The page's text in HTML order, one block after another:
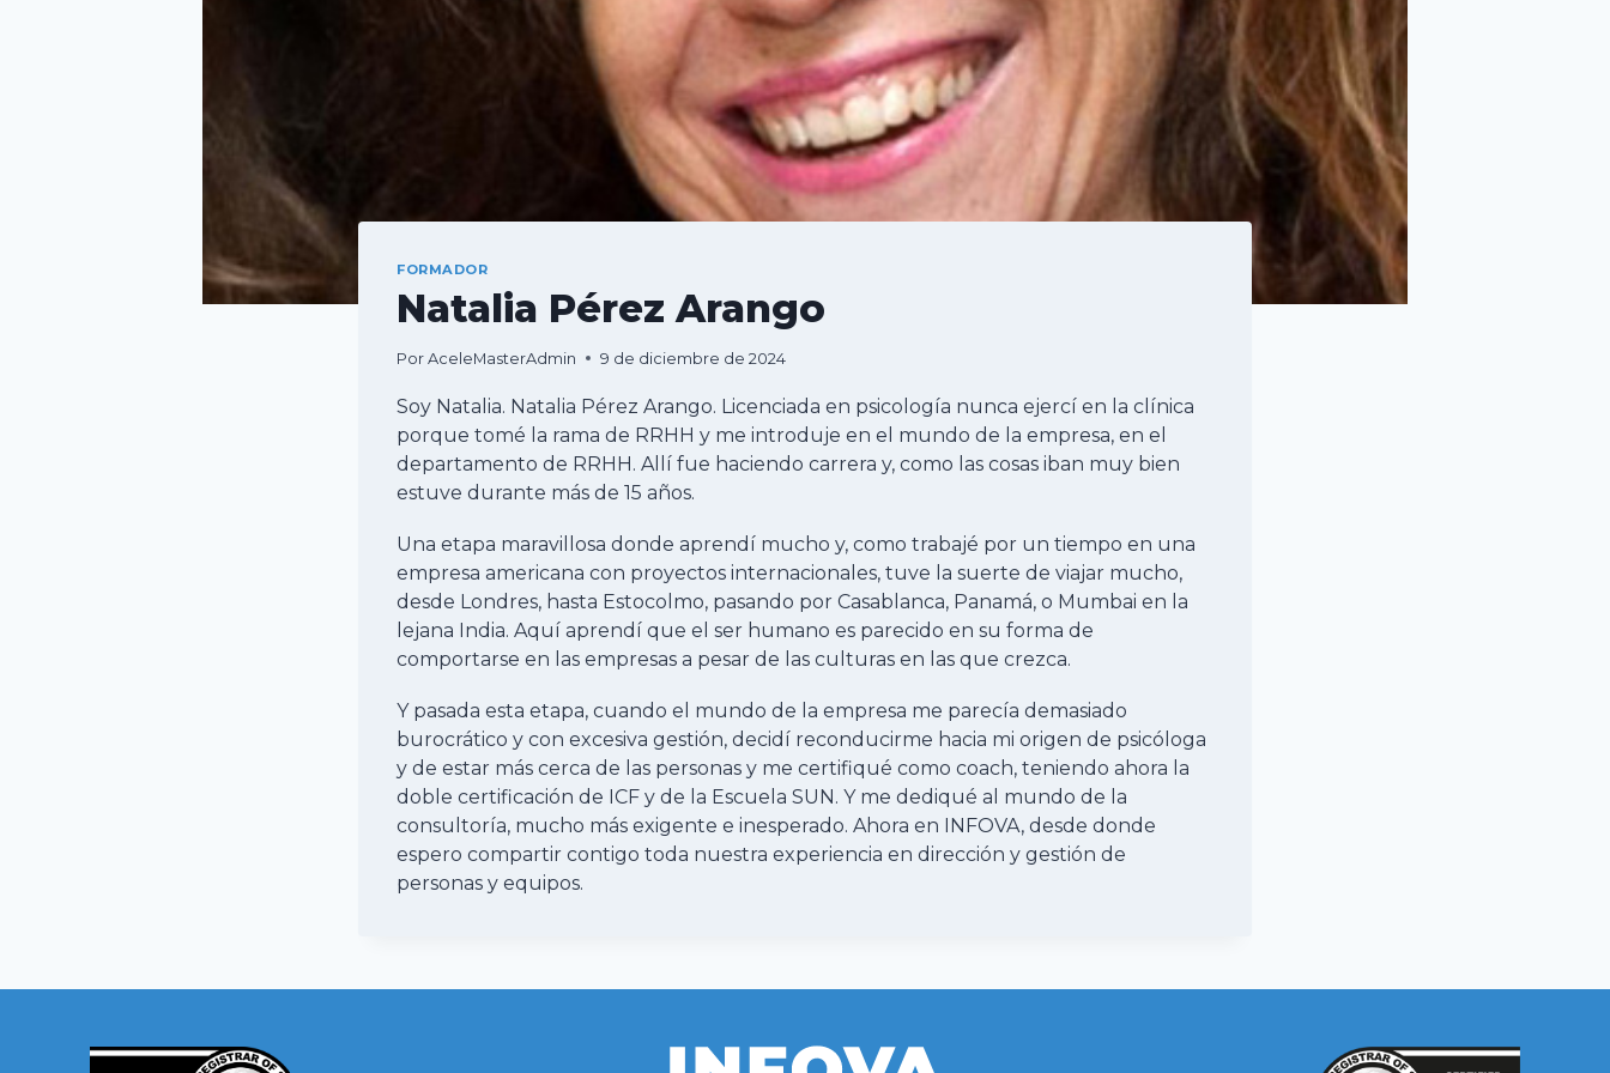
FORMADOR
Natalia Pérez Arango
Por AceleMasterAdmin 9 de diciembre de 2024
Soy Natalia. Natalia Pérez Arango. Licenciada en psicología nunca ejercí en la clínica
porque tomé la rama de RRHH y me introduje en el mundo de la empresa, en el
departamento de RRHH. Allí fue haciendo carrera y, como las cosas iban muy bien
estuve durante más de 15 años.
Una etapa maravillosa donde aprendí mucho y, como trabajé por un tiempo en una
empresa americana con proyectos internacionales, tuve la suerte de viajar mucho,
desde Londres, hasta Estocolmo, pasando por Casablanca, Panamá, o Mumbai en la
lejana India. Aquí aprendí que el ser humano es parecido en su forma de
comportarse en las empresas a pesar de las culturas en las que crezca.
Y pasada esta etapa, cuando el mundo de la empresa me parecía demasiado
burocrático y con excesiva gestión, decidí reconducirme hacia mi origen de psicóloga
y de estar más cerca de las personas y me certifiqué como coach, teniendo ahora la
doble certificación de ICF y de la Escuela SUN. Y me dediqué al mundo de la
consultoría, mucho más exigente e inesperado. Ahora en INFOVA, desde donde
espero compartir contigo toda nuestra experiencia en dirección y gestión de
personas y equipos.